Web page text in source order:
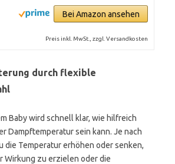
Bei Amazon ansehen
Preis inkl. MwSt., zzgl. Versandkosten
durch flexible
Baby wird schnell klar, wie hilfreich
Dampftemperatur sein kann. Je nach
die Temperatur erhöhen oder senken,
Wirkung zu erzielen oder die